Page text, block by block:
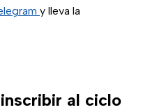
y lleva la
al ciclo